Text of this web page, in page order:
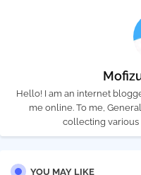
Hello! I am an internet
me online. To me,
collecting various
YOU MAY LIKE